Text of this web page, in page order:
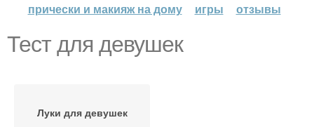
прически и макияж на дому
игры отзывы
Тест для девушек
Луки для девушек